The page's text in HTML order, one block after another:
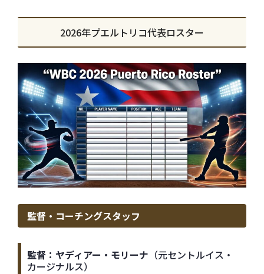
2026年プエルトリコ代表ロスター
監督・コーチングスタッフ
監督：ヤディアー・モリーナ （元セントルイス・
カージナルス）